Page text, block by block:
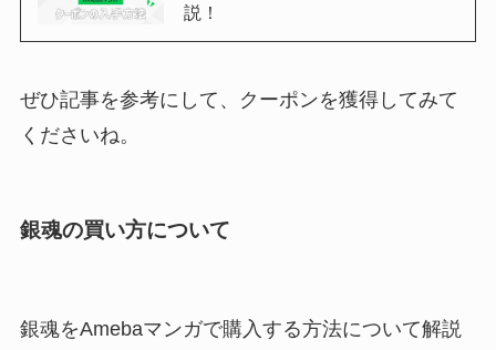
説！
ぜひ記事を参考にして、クーポンを獲得してみて
くださいね。
銀魂の買い方について
銀魂をAmebaマンガで購入する方法について解説